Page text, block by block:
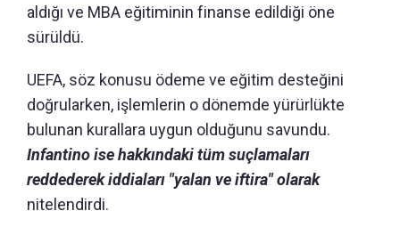
aldığı ve MBA eğitiminin finanse edildiği öne
sürüldü.
UEFA, söz konusu ödeme ve eğitim desteğini
doğrularken, işlemlerin o dönemde yürürlükte
bulunan kurallara uygun olduğunu savundu.
Infantino ise hakkındaki tüm suçlamaları
reddederek iddiaları "yalan ve iftira" olarak
nitelendirdi.